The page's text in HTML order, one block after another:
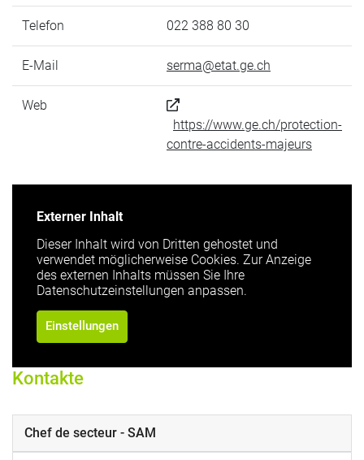
Telefon 022 388 80 30
E-Mail serma@etat.ge.ch
Web
https://www.ge.ch/protection-
contre-accidents-majeurs
Externer Inhalt
Dieser Inhalt wird von Dritten gehostet und
verwendet möglicherweise Cookies. Zur Anzeige
des externen Inhalts müssen Sie Ihre
Datenschutzeinstellungen anpassen.
Einstellungen
Kontakte
Chef de secteur - SAM